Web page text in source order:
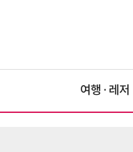
여행·레저